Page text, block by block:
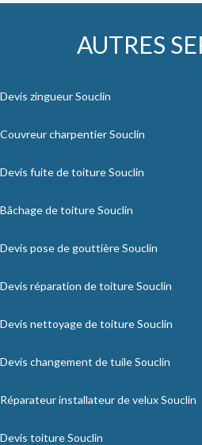
AUTRES
Devis zingueur Souclin
Couvreur charpentier Souclin
Devis fuite de toiture Souclin
Bâchage de toiture Souclin
Devis pose de gouttière Souclin
Devis réparation de toiture Souclin
Devis nettoyage de toiture Souclin
Devis changement de tuile Souclin
Réparateur installateur de velux Souclin
Devis toiture Souclin